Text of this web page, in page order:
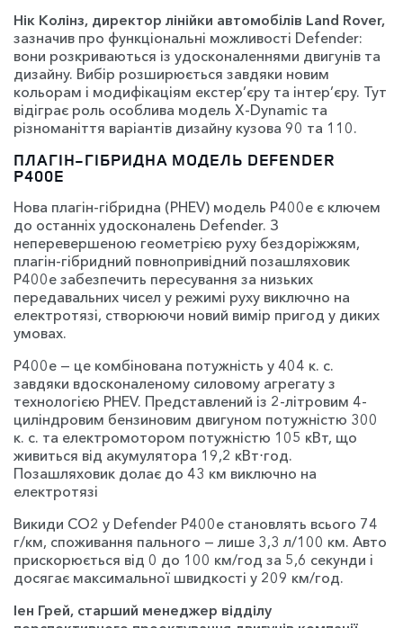
Нік Колінз, директор лінійки автомобілів Land Rover,
зазначив про функціональні можливості Defender:
вони розкриваються із удосконаленнями двигунів та
дизайну. Вибір розширюється завдяки новим
кольорам і модифікаціям екстер’єру та інтер’єру. Тут
відіграє роль особлива модель X-Dynamic та
різноманіття варіантів дизайну кузова 90 та 110.
ПЛАГІН-ГІБРИДНА МОДЕЛЬ DEFENDER
P400E
Нова плагін-гібридна (PHEV) модель P400e є ключем
до останніх удосконалень Defender. З
неперевершеною геометрією руху бездоріжжям,
плагін-гібридний повнопривідний позашляховик
P400e забезпечить пересування за низьких
передавальних чисел у режимі руху виключно на
електротязі, створюючи новий вимір пригод у диких
умовах.
P400e — це комбінована потужність у 404 к. c.
завдяки вдосконаленому силовому агрегату з
технологією PHEV. Представлений із 2-літровим 4-
циліндровим бензиновим двигуном потужністю 300
к. с. та електромотором потужністю 105 кВт, що
живиться від акумулятора 19,2 кВт⋅год.
Позашляховик долає до 43 км виключно на
електротязі
Викиди CO2 у Defender P400e становлять всього 74
г/км, споживання пального — лише 3,3 л/100 км. Авто
прискорюється від 0 до 100 км/год за 5,6 секунди і
досягає максимальної швидкості у 209 км/год.
Іен Грей, старший менеджер відділу